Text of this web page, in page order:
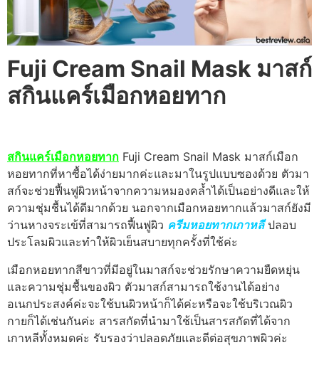
Fuji Cream Snail Mask มาสก์
สกินแคร์เมือกหอยทาก
สกินแคร์เมือกหอยทาก Fuji Cream Snail Mask มาสก์เมือก
หอยทากที่หาซื้อได้ง่ายมากค่ะและมาในรูปแบบซองด้วย ตัวมา
สก์จะช่วยฟื้นฟูผิวหน้าจากความหมองคล้ำได้เป็นอย่างดีและให้
ความชุ่มชื้นได้ดีมากด้วย นอกจากเมือกหอยทากแล้วมาสก์ยังมี
ว่านหางจระเข้ที่สามารถฟื้นฟูผิว ครีมหอยทากเกาหลีปลอบ
ประโลมผิวและทำให้ผิวเย็นสบายทุกครั้งที่ใช้ค่ะ
เมือกหอยทากสีขาวที่มีอยู่ในมาสก์จะช่วยรักษาความยืดหยุ่น
และความชุ่มชื้นของผิว ตัวมาสก์สามารถใช้งานได้อย่าง
อเนกประสงค์ค่ะจะใช้บนผิวหน้าก็ได้ค่ะหรือจะใช้บริเวณผิว
กายก็ได้เช่นกันค่ะ สารสกัดที่นำมาใช้เป็นสารสกัดที่ได้จาก
เกาหลีทั้งหมดค่ะ รับรองว่าปลอดภัยและดีต่อสุขภาพผิวค่ะ